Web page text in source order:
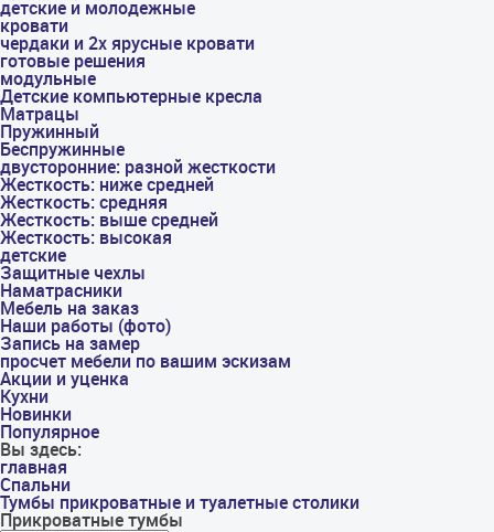
детские и молодежные
кровати
чердаки и 2х ярусные кровати
готовые решения
модульные
Детские компьютерные кресла
Матрацы
Пружинный
Беспружинные
двусторонние: разной жесткости
Жесткость: ниже средней
Жесткость: средняя
Жесткость: выше средней
Жесткость: высокая
детские
Защитные чехлы
Наматрасники
Мебель на заказ
Наши работы (фото)
Запись на замер
просчет мебели по вашим эскизам
Акции и уценка
Кухни
Новинки
Популярное
Вы здесь:
главная
Спальни
Тумбы прикроватные и туалетные столики
Прикроватные тумбы